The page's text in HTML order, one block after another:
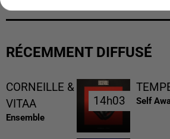
RÉCEMMENT DIFFUSÉ
CORNEILLE &
VITAA
Ensemble
14h03
14h03 Self